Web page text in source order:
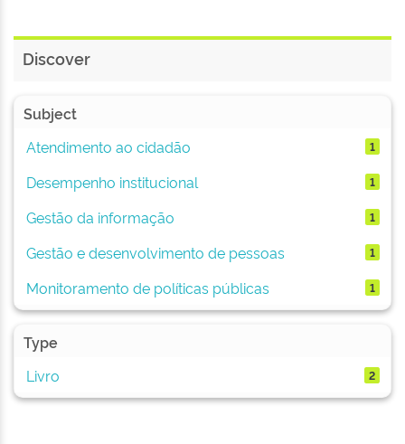
Discover
Subject
Atendimento ao cidadão
1
Desempenho institucional 1
Gestão da informação 1
Gestão e desenvolvimento de pessoas 1
Monitoramento de políticas públicas 1
Type
Livro
2